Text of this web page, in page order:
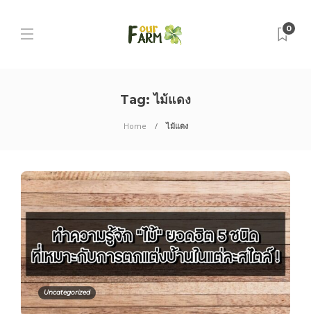
0
Tag:ไม้แดง
Home ไม้แดง
Uncategorized